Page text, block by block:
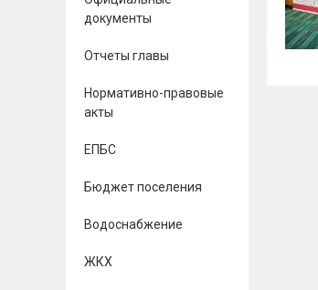
документы
Отчеты главы
Нормативно-правовые
акты
ЕПБС
Бюджет поселения
Водоснабжение
ЖКХ